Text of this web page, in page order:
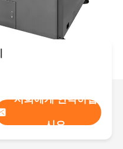
저희에게 연락하십
시오